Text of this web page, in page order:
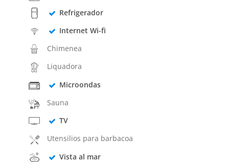
Refrigerador
Internet Wi-fi
Chimenea
Liquadora
Microondas
Sauna
TV
Utensilios para barbacoa
Vista al mar